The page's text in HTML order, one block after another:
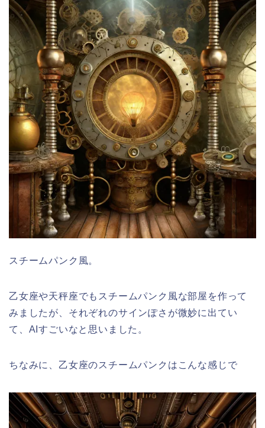
スチームパンク風。
乙女座や天秤座でもスチームパンク風な部屋を作って
みましたが、それぞれのサインぽさが微妙に出てい
て、AIすごいなと思いました。
ちなみに、乙女座のスチームパンクはこんな感じで